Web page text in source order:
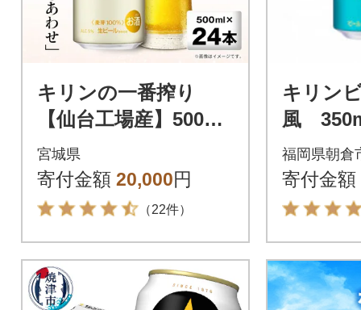
キリンの一番搾り
【仙台工場産】500ml
缶×24本
宮城県
寄付金額 20,000円
（22件）
キリン
風
福岡県朝倉
寄付金額